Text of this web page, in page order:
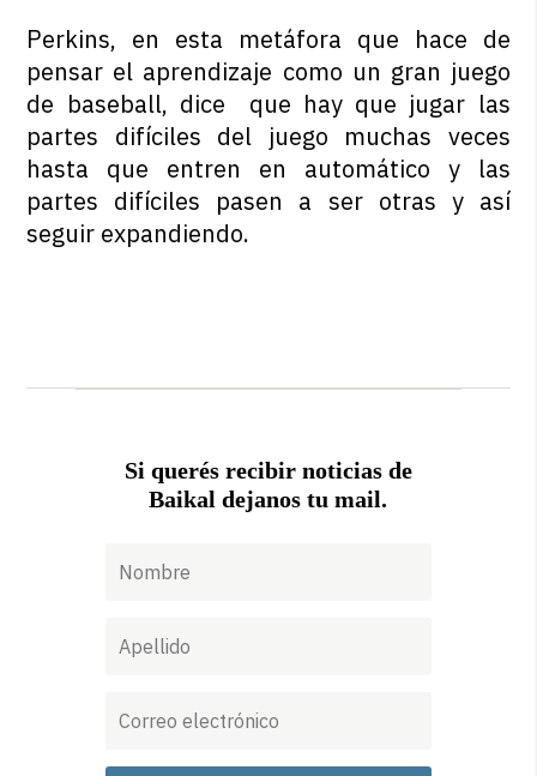
Perkins, en esta metáfora que hace de
pensar el aprendizaje como un gran juego
de baseball, dice que hay que jugar las
partes difíciles del juego muchas veces
hasta que entren en automático y las
partes difíciles pasen a ser otras y así
seguir expandiendo.
Si querés recibir noticias de
Baikal dejanos tu mail.